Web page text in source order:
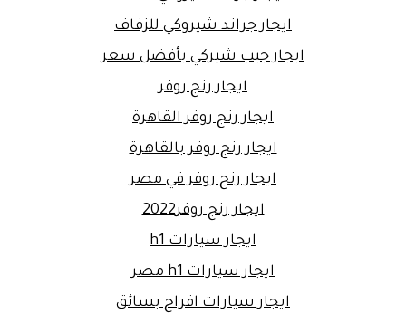
ايجار جراند شيروكي للزفاف
ايجار جيب شيركي بأفضل سعر
ايجار رنج روفر
ايجار رنج روفر القاهرة
ايجار رنج روفر بالقاهرة
ايجار رنج روفر في مصر
ايجار رنج روفر2022
ايجار سيارات h1
ايجار سيارات h1 مصر
ايجار سيارات افراح بسائق